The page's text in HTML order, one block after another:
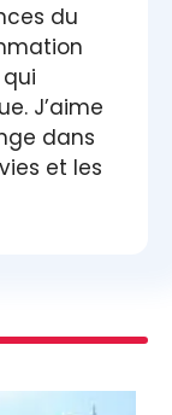
du
J’aime
dans
et les